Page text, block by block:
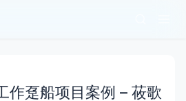
作趸船项目案例 – 莜歌